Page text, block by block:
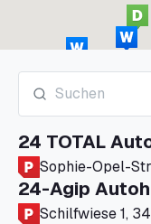
24 TOTAL
Sophie-Opel-
24-Agip
Schilfwiese 1,